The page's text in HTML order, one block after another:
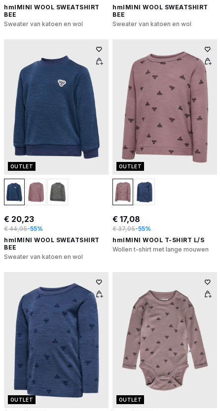
hmlMINI WOOL SWEATSHIRT
BEE
Sweater van katoen en wol
hmlMINI WOOL SWEATSHIRT
BEE
Sweater van katoen en wol
OUTLET
€ 20,23
€ 44,95-55%
hmlMINI WOOL SWEATSHIRT
BEE
Sweater van katoen en wol
OUTLET
€ 17,08
€ 37,95-55%
hmlMINI WOOL T-SHIRT L/S
Wollen t-shirt met lange mouwen
OUTLET OUTLET